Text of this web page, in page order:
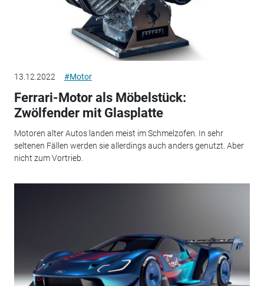
13.12.2022 #Motor
Ferrari-Motor als Möbelstück:
Zwölfender mit Glasplatte
Motoren alter Autos landen meist im Schmelzofen. In sehr
seltenen Fällen werden sie allerdings auch anders genutzt. Aber
nicht zum Vortrieb.